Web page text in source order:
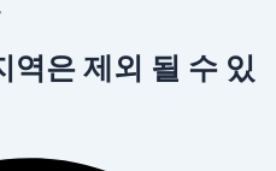
역은 제외 될 수 있